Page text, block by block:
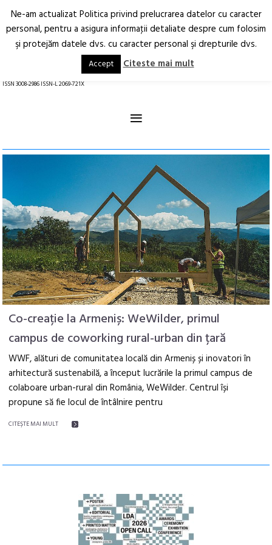
Arhitectură.
Oraș.
RO EN
ISSN 3008-2986 ISSN-L 2069-721X
≡
Co-creație la Armeniș: WeWilder, primul
campus de coworking rural-urban din țară
WWF, alături de comunitatea locală din Armeniș și inovatori în
arhitectură sustenabilă, a început lucrările la primul campus de
colaboare urban-rural din România, WeWilder. Centrul își
propune să fie locul de întâlnire pentru
CITEŞTE MAI MULT
Ne-am actualizat Politica privind prelucrarea datelor cu caracter
personal, pentru a asigura informaţii detaliate despre cum folosim
şi protejăm datele dvs. cu caracter personal şi drepturile dvs.
Accept Citeste mai mult